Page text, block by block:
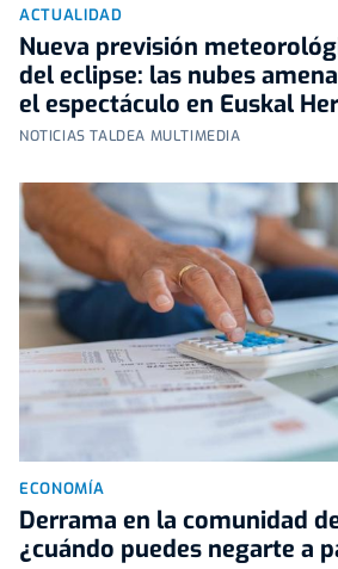
ACTUALIDAD
Nueva previsión
del eclipse: las nubes
el espectáculo en Euskal
NOTICIAS TALDEA MULTIMEDIA
ECONOMÍA
Derrama en la comunidad
¿cuándo puedes negarte a